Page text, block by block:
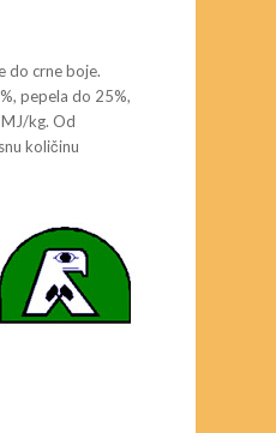
do crne boje.
pepela do 25%,
kg. Od
količinu